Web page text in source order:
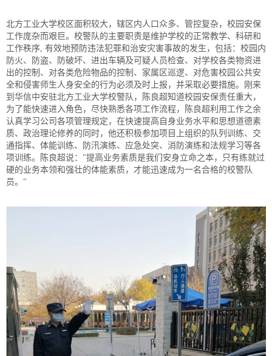
北方工业大学校区面积较大，辖区内人口众多、管控复杂，校园安保
工作庞杂而艰巨。校警队的主要职责是维护学校的正常教学、科研和
工作秩序, 有效地预防违法犯罪和治安灾害事故的发生，包括：校园内
防火、防盗、防破坏、进出车辆及可疑人员检查、对学校各类物资进
出的控制、对各类危险物品的控制、家属区巡逻、对危害校园公共安
全和侵害师生人身安全的行为必须及时上报，并采取必要措施。刚来
到华信中安驻北方工业大学校警队，陈良超知道校园安保责任重大，
为了能快速进入角色，尽快熟悉各项工作流程，陈良超利用工作之余
认真学习公司各项管理规定，在快速提高自身业务水平和思想道德素
质、政治理论修养的同时，他还积极参加项目上组织的队列训练、交
通指挥、体能训练、防汛演练、应急处突、消防演练和法规学习等各
项训练。陈良超说："提高业务素质是我们安身立命之本，只有练就过
硬的业务本领和强壮的体能素质，才能迅速成为一名合格的校警队
员。"